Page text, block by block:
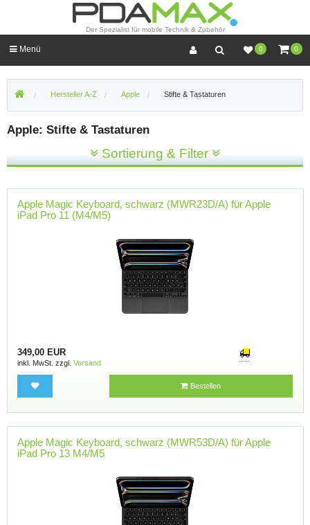
Der Spezialist für mobile Technik & Zubehör
0 0
Menü
Hersteller A-Z Apple Stifte & Tastaturen
Apple: Stifte & Tastaturen
Sortierung & Filter
Apple Magic Keyboard, schwarz (MWR23D/A) für Apple
iPad Pro 11 (M4/M5)
349,00 EUR
inkl. MwSt. zzgl. Versand
Bestellen
Apple Magic Keyboard, schwarz (MWR53D/A) für Apple
iPad Pro 13 M4/M5